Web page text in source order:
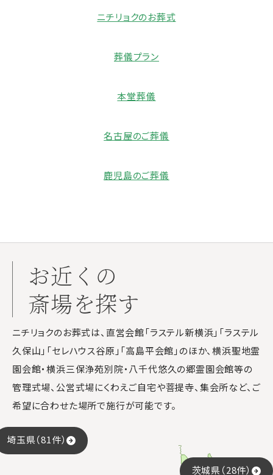
ニチリョクのお葬式
葬儀プラン
本堂葬儀
名古屋のご葬儀
鹿児島のご葬儀
お近くの
斎場を探す
ニチリョクのお葬式は、直営会館「ラステル新横浜」「ラステル
久保山」「セレハウス谷原」「高島平会館」のほか、横浜聖地霊
園会館・横浜三保浄苑別院・八千代悠久の郷霊園会館等の
管理式場、公営式場にくわえご自宅や菩提寺、集会所など、ご
希望に合わせた場所で施行が可能です。
埼玉県（81件）
茨城県（28件）